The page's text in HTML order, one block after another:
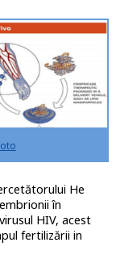
He
în
HIV, acest
fertilizării in